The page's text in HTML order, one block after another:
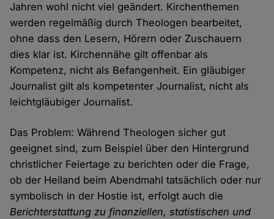
Jahren wohl nicht viel geändert. Kirchenthemen
werden regelmäßig durch Theologen bearbeitet,
ohne dass den Lesern, Hörern oder Zuschauern
dies klar ist. Kirchennähe gilt offenbar als
Kompetenz, nicht als Befangenheit. Ein gläubiger
Journalist gilt als kompetenter Journalist, nicht als
leichtgläubiger Journalist.
Das Problem: Während Theologen sicher gut
geeignet sind, zum Beispiel über den Hintergrund
christlicher Feiertage zu berichten oder die Frage,
ob der Heiland beim Abendmahl tatsächlich oder nur
symbolisch in der Hostie ist, erfolgt auch die
Berichterstattung zu finanziellen, statistischen und